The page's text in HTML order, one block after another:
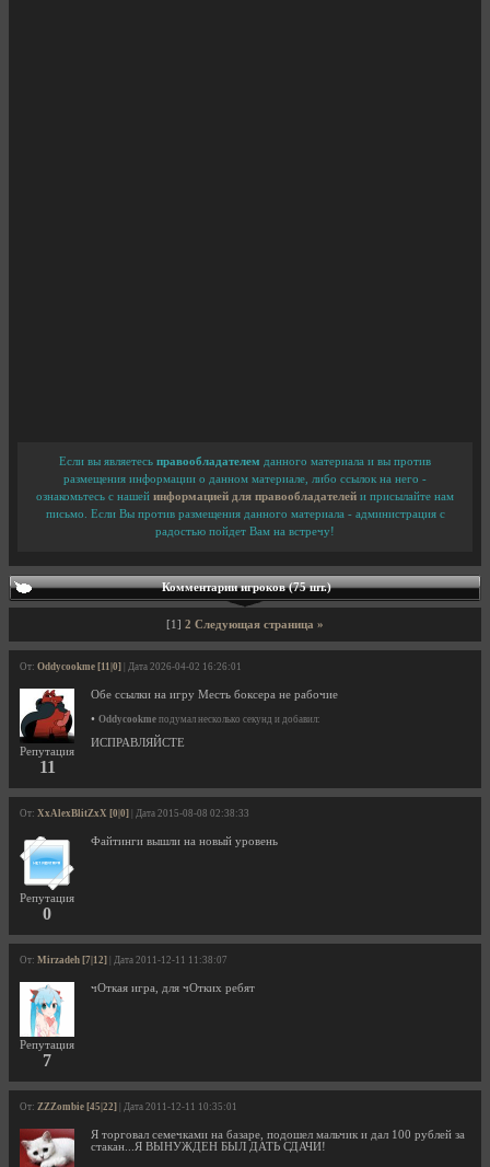
Если вы являетесь правообладателем данного материала и вы против
размещения информации о данном материале, либо ссылок на него -
ознакомьтесь с нашей информацией для правообладателей и присылайте нам
письмо. Если Вы против размещения данного материала - администрация с
радостью пойдет Вам на встречу!
Комментарии игроков (75 шт.)
[1] 2 Следующая страница »
От: Oddycookme [11|0] | Дата 2026-04-02 16:26:01
Репутация
11
Обе ссылки на игру Месть боксера не рабочие
• Oddycookme подумал несколько секунд и добавил:
ИСПРАВЛЯЙСТЕ
От: XxAlexBlitZxX [0|0] | Дата 2015-08-08 02:38:33
Репутация
0
Файтинги вышли на новый уровень
От: Mirzadeh [7|12] | Дата 2011-12-11 11:38:07
Репутация
7
чОткая игра, для чОтких ребят
От: ZZZombie [45|22] | Дата 2011-12-11 10:35:01
Я торговал семечками на базаре, подошел мальчик и дал 100 рублей за
стакан...Я ВЫНУЖДЕН БЫЛ ДАТЬ СДАЧИ!